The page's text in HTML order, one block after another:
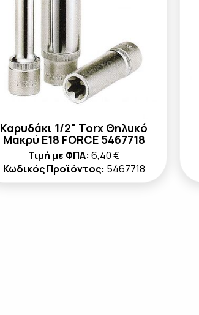
Καρυδάκι 1/2" Torx Θηλυκό
Μακρύ E18 FORCE 5467718
Τιμή με ΦΠΑ: 6,40 €
Κωδικός Προϊόντος: 5467718